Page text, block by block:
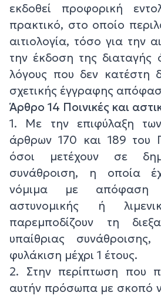
εκδοθεί προφορική
πρακτικό, στο οποίο
αιτιολογία, τόσο για την
την έκδοση της διαταγής
λόγους που δεν κατέστη
σχετικής έγγραφης
Άρθρο 14 Ποινικές και
1. Με την επιφύλαξη
άρθρων 170 και 189 του
όσοι μετέχουν σε
συνάθροιση, η οποία
νόμιμα με απόφαση
αστυνομικής ή
παρεμποδίζουν τη
υπαίθριας συνάθροισης,
φυλάκιση μέχρι 1 έτους.
2. Στην περίπτωση που
αυτήν πρόσωπα με σκοπό